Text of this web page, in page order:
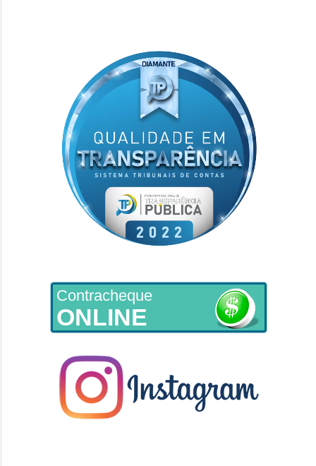
Contracheque
ONLINE